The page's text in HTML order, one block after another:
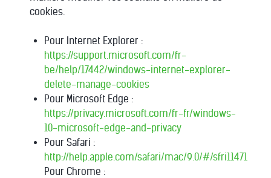
cookies.
Pour Internet Explorer :
https://support.microsoft.com/fr-
be/help/17442/windows-internet-explorer-
delete-manage-cookies
Pour Microsoft Edge :
https://privacy.microsoft.com/fr-fr/windows-
10-microsoft-edge-and-privacy
Pour Safari :
http://help.apple.com/safari/mac/9.0/#/sfri11471
Pour Chrome :